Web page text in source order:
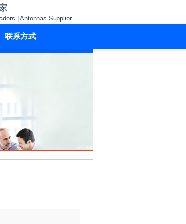
| Antennas Supplier
联系方式